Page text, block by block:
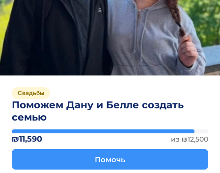
Свадьбы
Поможем Дану и Белле создать
семью
₪11,590 из ₪12,500
Помочь